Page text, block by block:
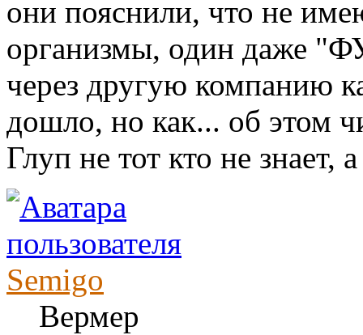
они пояснили, что не
организмы, один даже
через другую компанию
дошло, но как... об этом
Глуп не тот кто не знает,
Semigo
Вермер